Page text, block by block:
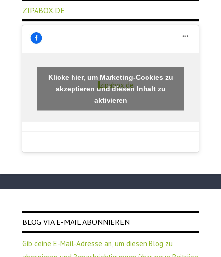
ZIPABOX.DE
zipabox.de
Klicke hier, um Marketing-Cookies zu
akzeptieren und diesen Inhalt zu
aktivieren
BLOG VIA E-MAIL ABONNIEREN
Gib deine E-Mail-Adresse an, um diesen Blog zu